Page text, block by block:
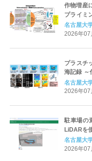
作物増産
プライミ
表～
名古屋大
2026年
プラスチ
海記録 ～
洋ごみ生
名古屋大
2026年07
駐車場の
LiDARを
名古屋大
2026年07